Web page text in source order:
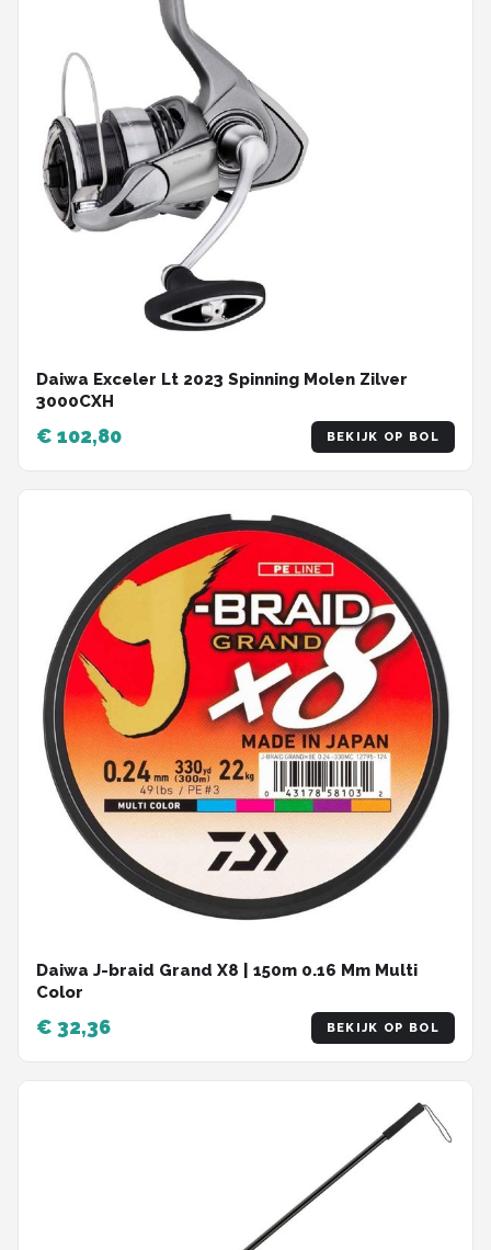
Daiwa Exceler Lt 2023 Spinning Molen Zilver
3000CXH
€ 102,80 BEKIJK OP BOL
Daiwa J-braid Grand X8 | 150m 0.16 Mm Multi
Color
€ 32,36 BEKIJK OP BOL